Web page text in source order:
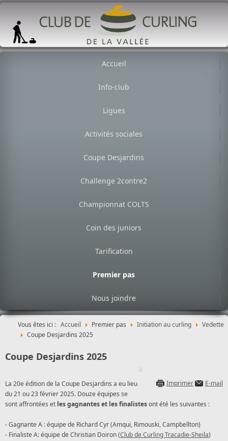
Accueil
Info-club
Ligues
Activités sociales
Coupe Desjardins
Challenge 2contre2
Championnat COLTS
Coin des juniors
Tarification
Premier pas
Nous joindre
Vous êtes ici : Accueil Premier pas Initiation au curling
Vedette
Coupe Desjardins 2025
Coupe Desjardins 2025
Imprimer E-mail
La 20e édition de la Coupe Desjardins a eu lieu
du 21 ou 23 février 2025. Douze équipes se
sont affrontées et les gagnantes et les finalistesont été les suivantes :
- Gagnante A : équipe de Richard Cyr (Amqui, Rimouski, Campbellton)
- Finaliste A: équipe de Christian Doiron (Club de Curling Tracadie-Sheila)